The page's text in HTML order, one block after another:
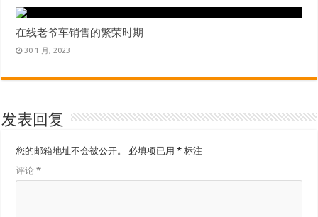
在线老爷车销售的繁荣时期
30 1 月, 2023
发表回复
您的邮箱地址不会被公开。 必填项已用* 标注
评论*